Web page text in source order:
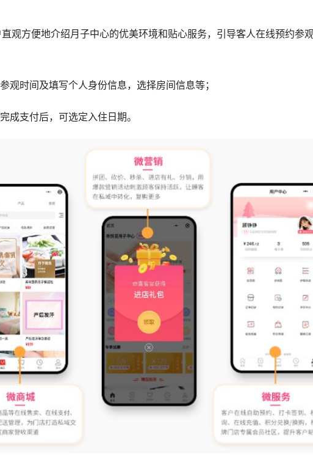
观方便地介绍月子中心的优美环境和贴心服务，引导客人在线预约参
观时间及填写个人身份信息，选择房间信息等；
成支付后，可选定入住日期。